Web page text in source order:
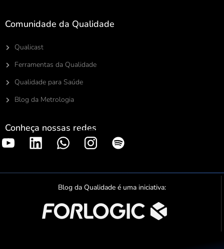
Comunidade da Qualidade
Qualicast
Ferramentas da Qualidade
Qualidade para Saúde
Blog da Metrologia
Conheça nossas redes
S
o
t
i
f
y
Blog da Qualidade é uma iniciativa: